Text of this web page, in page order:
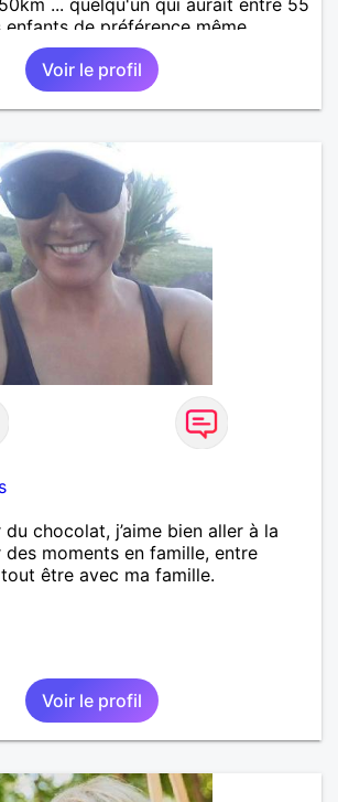
enfants de préférence même
aurait garder aucun contact avec
ex...si vous correspondez à ma
moi je vous répondrai...
Voir le profil
du chocolat, j’aime bien aller à la
moments en famille, entre
être avec ma famille.
Voir le profil